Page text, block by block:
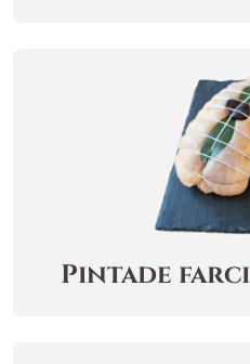
Pintade